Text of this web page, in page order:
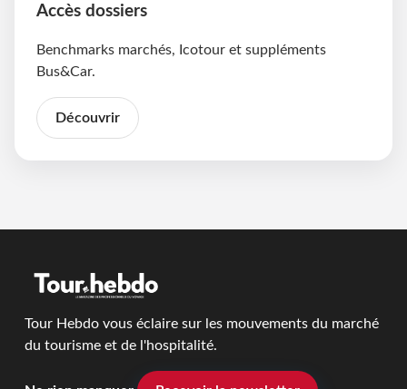
Accès dossiers
Benchmarks marchés, Icotour et suppléments
Bus&Car.
Découvrir
Tour Hebdo vous éclaire sur les mouvements du marché
du tourisme et de l'hospitalité.